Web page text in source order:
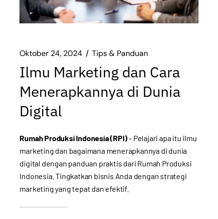
Oktober 24, 2024 Tips & Panduan
Ilmu Marketing dan Cara
Menerapkannya di Dunia
Digital
Rumah Produksi Indonesia (RPI)– Pelajari apa itu ilmu
marketing dan bagaimana menerapkannya di dunia
digital dengan panduan praktis dari Rumah Produksi
Indonesia. Tingkatkan bisnis Anda dengan strategi
marketing yang tepat dan efektif.